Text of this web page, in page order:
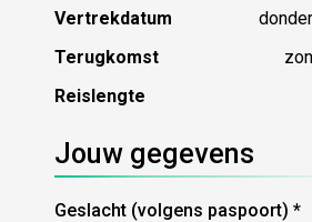
Vertrekdatum
Terugkomst
Reislengte
Jouw gegevens
Geslacht (volgens paspoort)